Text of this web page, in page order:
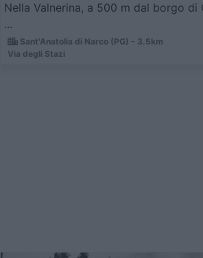
Nella Valnerina, a 500 m dal borgo di
...
Sant'Anatolia di Narco (PG) - 3.5km
Via degli Stazi